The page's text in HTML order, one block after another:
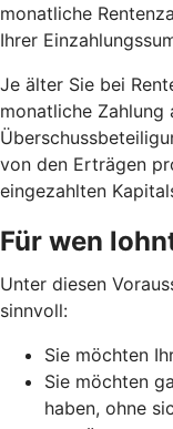
monatliche
Ihrer
Je älter Sie bei
monatliche Zahlung
von den Erträgen
eingezahlten
Für wen
Unter diesen
sinnvoll:
Sie möchten
Sie möchten
haben, ohne